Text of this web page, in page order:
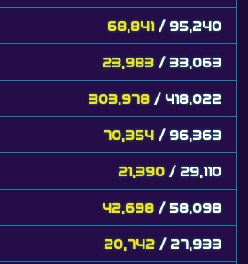
68,841 / 95,240
23,983 / 33,063
303,978 / 418,022
70,354 / 96,363
21,390 / 29,110
42,698 / 58,098
20,742 / 27,933